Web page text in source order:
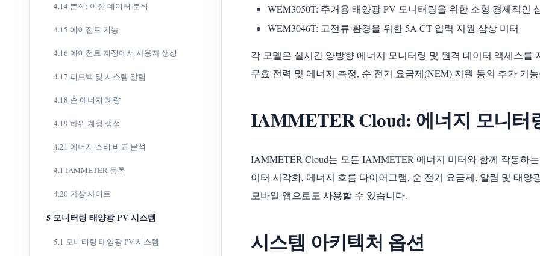
4.14 분석: 이상 데이터 분석
4.15 에이전트 기능
4.16 에이전트 계정에서 사용자 생성
4.17 피드백 및 시스템 알림
4.18 순 에너지 계량
4.19 하위 계정 생성
4.21 에너지 소비 비교 분석
4.1 IAMMETER 등록
4.20 가상 사이트
5 모니터링 태양광 PV 시스템
5.1 모니터링 태양광 PV 시스템
WEM3050T: 주거용 태양광 PV 모니터링을 위한 소형 경제적인
WEM3046T: 고전류 환경을 위한 5A CT 입력 지원 삼상 미터
각 모델은 실시간 양방향 에너지 모니터링 및 원격 데이터 액세스를
무효 전력 및 에너지 측정, 순 전기 요금제(NEM) 지원 등의 추가 기
IAMMETER Cloud: 에너지 모니터
IAMMETER Cloud는 모든 IAMMETER 에너지 미터와 함께 작동하
이터 시각화, 에너지 흐름 다이어그램, 순 전기 요금제, 알림 및 태양
모바일 앱으로도 사용할 수 있습니다.
시스템 아키텍처 옵션